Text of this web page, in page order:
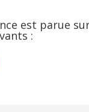
est parue
: